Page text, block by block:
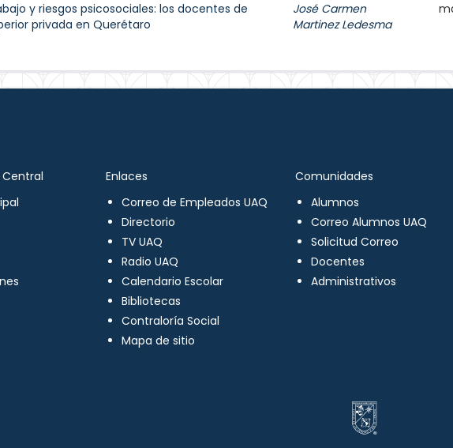
y riesgos psicosociales: los docentes de
privada en Querétaro
José Carmen
Martinez Ledesma
Enlaces
Correo de Empleados UAQ
Directorio
TV UAQ
Radio UAQ
Calendario Escolar
Bibliotecas
Contraloría Social
Mapa de sitio
Comunidades
Alumnos
Correo Alumnos UAQ
Solicitud Correo
Docentes
Administrativos